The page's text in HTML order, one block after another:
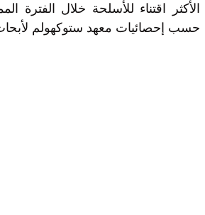
حسب إحصائيات معهد ستوكهولم